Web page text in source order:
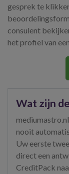
gesprek te
consulent
het profiel van
Wat zijn
nooit
Uw eerste
direct een
CreditPack